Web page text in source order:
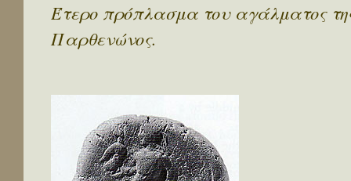
Έτερο πρόπλασμα του αγάλματος
Παρθενώνος.